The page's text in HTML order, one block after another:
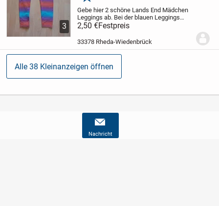
Nachricht
3
Gebe hier 2 schöne Lands End Mädchen
Leggings ab. Bei der blauen Leggings
wurde hinten ein Fadenzieher genäht.
Größe XL 14 // 164
Kann in 33378 Wiedenbrück abgeholt
2,50 €Festpreis
33378 Rheda-Wiedenbrück
Alle 38 Kleinanzeigen öffnen